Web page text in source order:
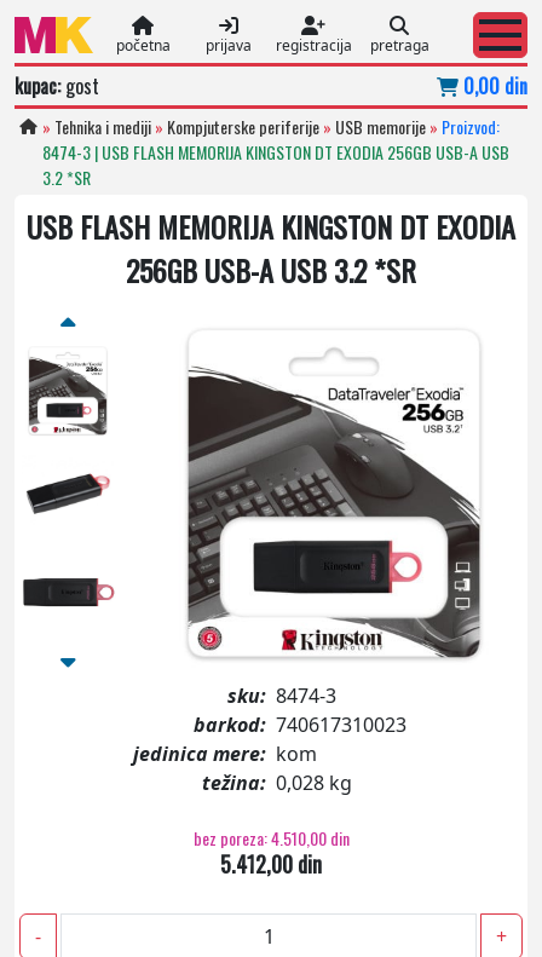
početna prijava registracija pretraga
kupac:gost 0,00 din
» Tehnika i mediji» Kompjuterske periferije» USB memorije» Proizvod:
8474-3 | USB FLASH MEMORIJA KINGSTON DT EXODIA 256GB USB-A USB
3.2 *SR
USB FLASH MEMORIJA KINGSTON DT EXODIA
256GB USB-A USB 3.2 *SR
sku: 8474-3
barkod: 740617310023
jedinica mere: kom
težina: 0,028 kg
bez poreza: 4.510,00 din
5.412,00 din
- +